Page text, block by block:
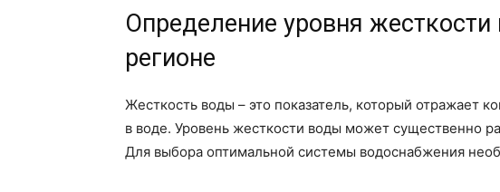
Определение уровня
регионе
Жесткость воды – это показатель, который отражает
в воде. Уровень жесткости воды может существенно
Для выбора оптимальной системы водоснабжения